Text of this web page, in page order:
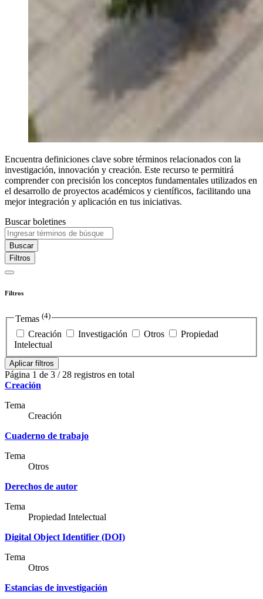
Encuentra definiciones clave sobre términos relacionados con la
investigación, innovación y creación. Este recurso te permitirá
comprender con precisión los conceptos fundamentales utilizados en
el desarrollo de proyectos académicos y científicos, facilitando una
mejor integración y aplicación en tus iniciativas.
Buscar boletines
Buscar
Filtros
Filtros
Temas (4)
Creación Investigación Otros
Propiedad
Intelectual
Aplicar filtros
Página 1 de 3 / 28 registros en total
Creación
Tema
Creación
Cuaderno de trabajo
Tema
Otros
Derechos de autor
Tema
Propiedad Intelectual
Digital Object Identifier (DOI)
Tema
Otros
Estancias de investigación